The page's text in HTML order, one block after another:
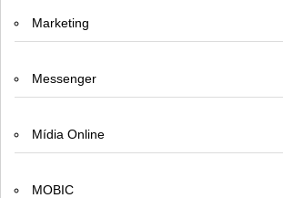
Marketing
Messenger
Mídia Online
MOBIC